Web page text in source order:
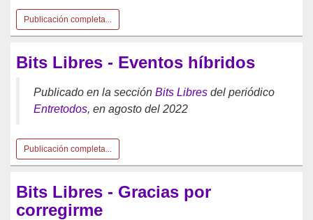
Publicación completa...
Bits Libres - Eventos híbridos
Publicado en la sección Bits Libres del periódico
Entretodos, en agosto del 2022
Publicación completa...
Bits Libres - Gracias por
corregirme